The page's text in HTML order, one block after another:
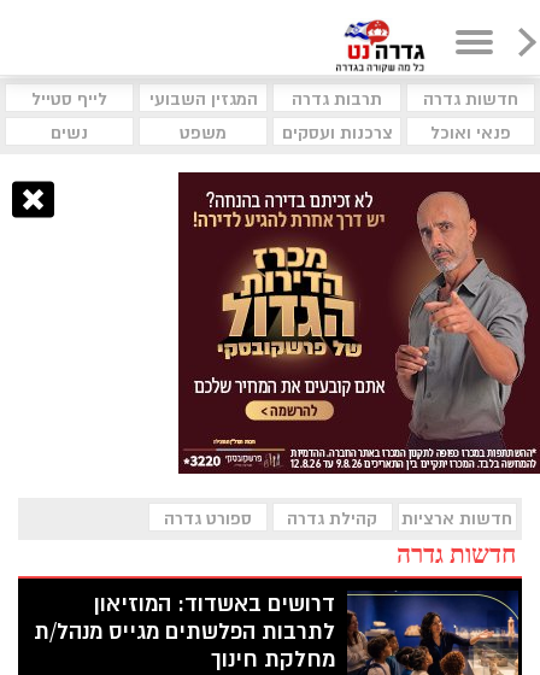
חדשות גדרה תרבות גדרה המגזין השבועי
לייף סטייל
פנאי ואוכל
צרכנות ועסקים משפט נשים
חדשות ארציות קהילת גדרה ספורט גדרה
חדשות גדרה
דרושים באשדוד: המוזיאון
לתרבות הפלשתים מגייס מנהל/ת
מחלקת חינוך